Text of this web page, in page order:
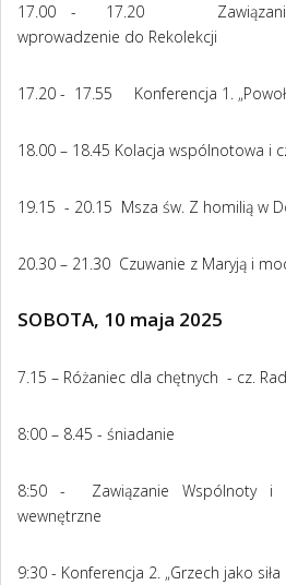
17.00 - 17.20 Zawiązanie
wprowadzenie do Rekolekcji
17.20 - 17.55 Konferencja 1.
18.00 – 18.45 Kolacja wspólnotowa i
19.15 - 20.15 Msza św. Z homilią w
20.30 – 21.30 Czuwanie z Maryją i
SOBOTA, 10 maja 2025
7.15 – Różaniec dla chętnych - cz.
8:00 – 8.45 - śniadanie
8:50 - Zawiązanie Wspólnoty i
wewnętrzne
9:30 - Konferencja 2. „Grzech jako